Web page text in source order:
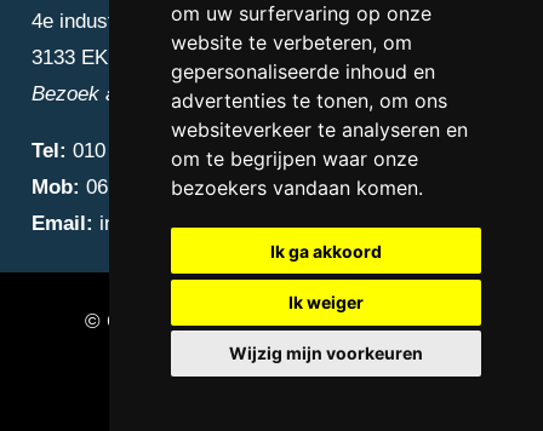
om uw surfervaring op onze
website te verbeteren, om
gepersonaliseerde inhoud en
advertenties te tonen, om ons
websiteverkeer te analyseren en
om te begrijpen waar onze
bezoekers vandaan komen.
Ik ga akkoord
Ik weiger
Wijzig mijn voorkeuren
4e industriestraat 25
3133 EK Vlaardingen
Bezoek alleen op afspraak
Tel: 010 – 223 3759
Mob: 06 – 4838 1000
Email: info@diamantnatuursteen.nl
© Copyright 2026 Diamant Natuursteen –
Natuursteen bedrijf Vlaardingen